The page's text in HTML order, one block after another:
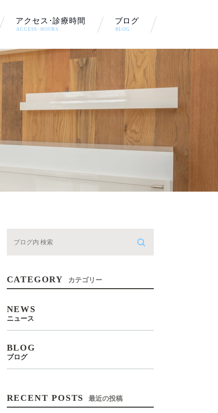
アクセス･診療時間
ACCESS･HOURS
ブログ
BLOG
CATEGORY カテゴリー
NEWS
ニュース
BLOG
ブログ
RECENT POSTS 最近の投稿